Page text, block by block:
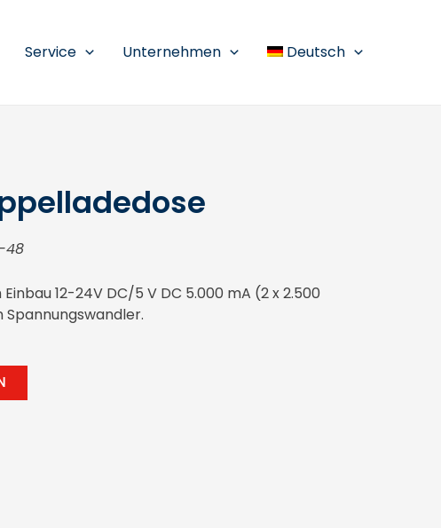
Service Unternehmen Deutsch
48
12-24V DC/5 V DC 5.000 mA (2 x 2.500